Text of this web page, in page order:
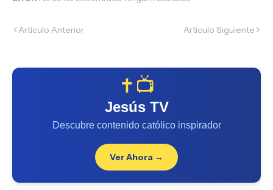
Artículo Anterior Artículo Siguiente
✝️📺
Jesús TV
Descubre contenido católico inspirador
Ver Ahora →